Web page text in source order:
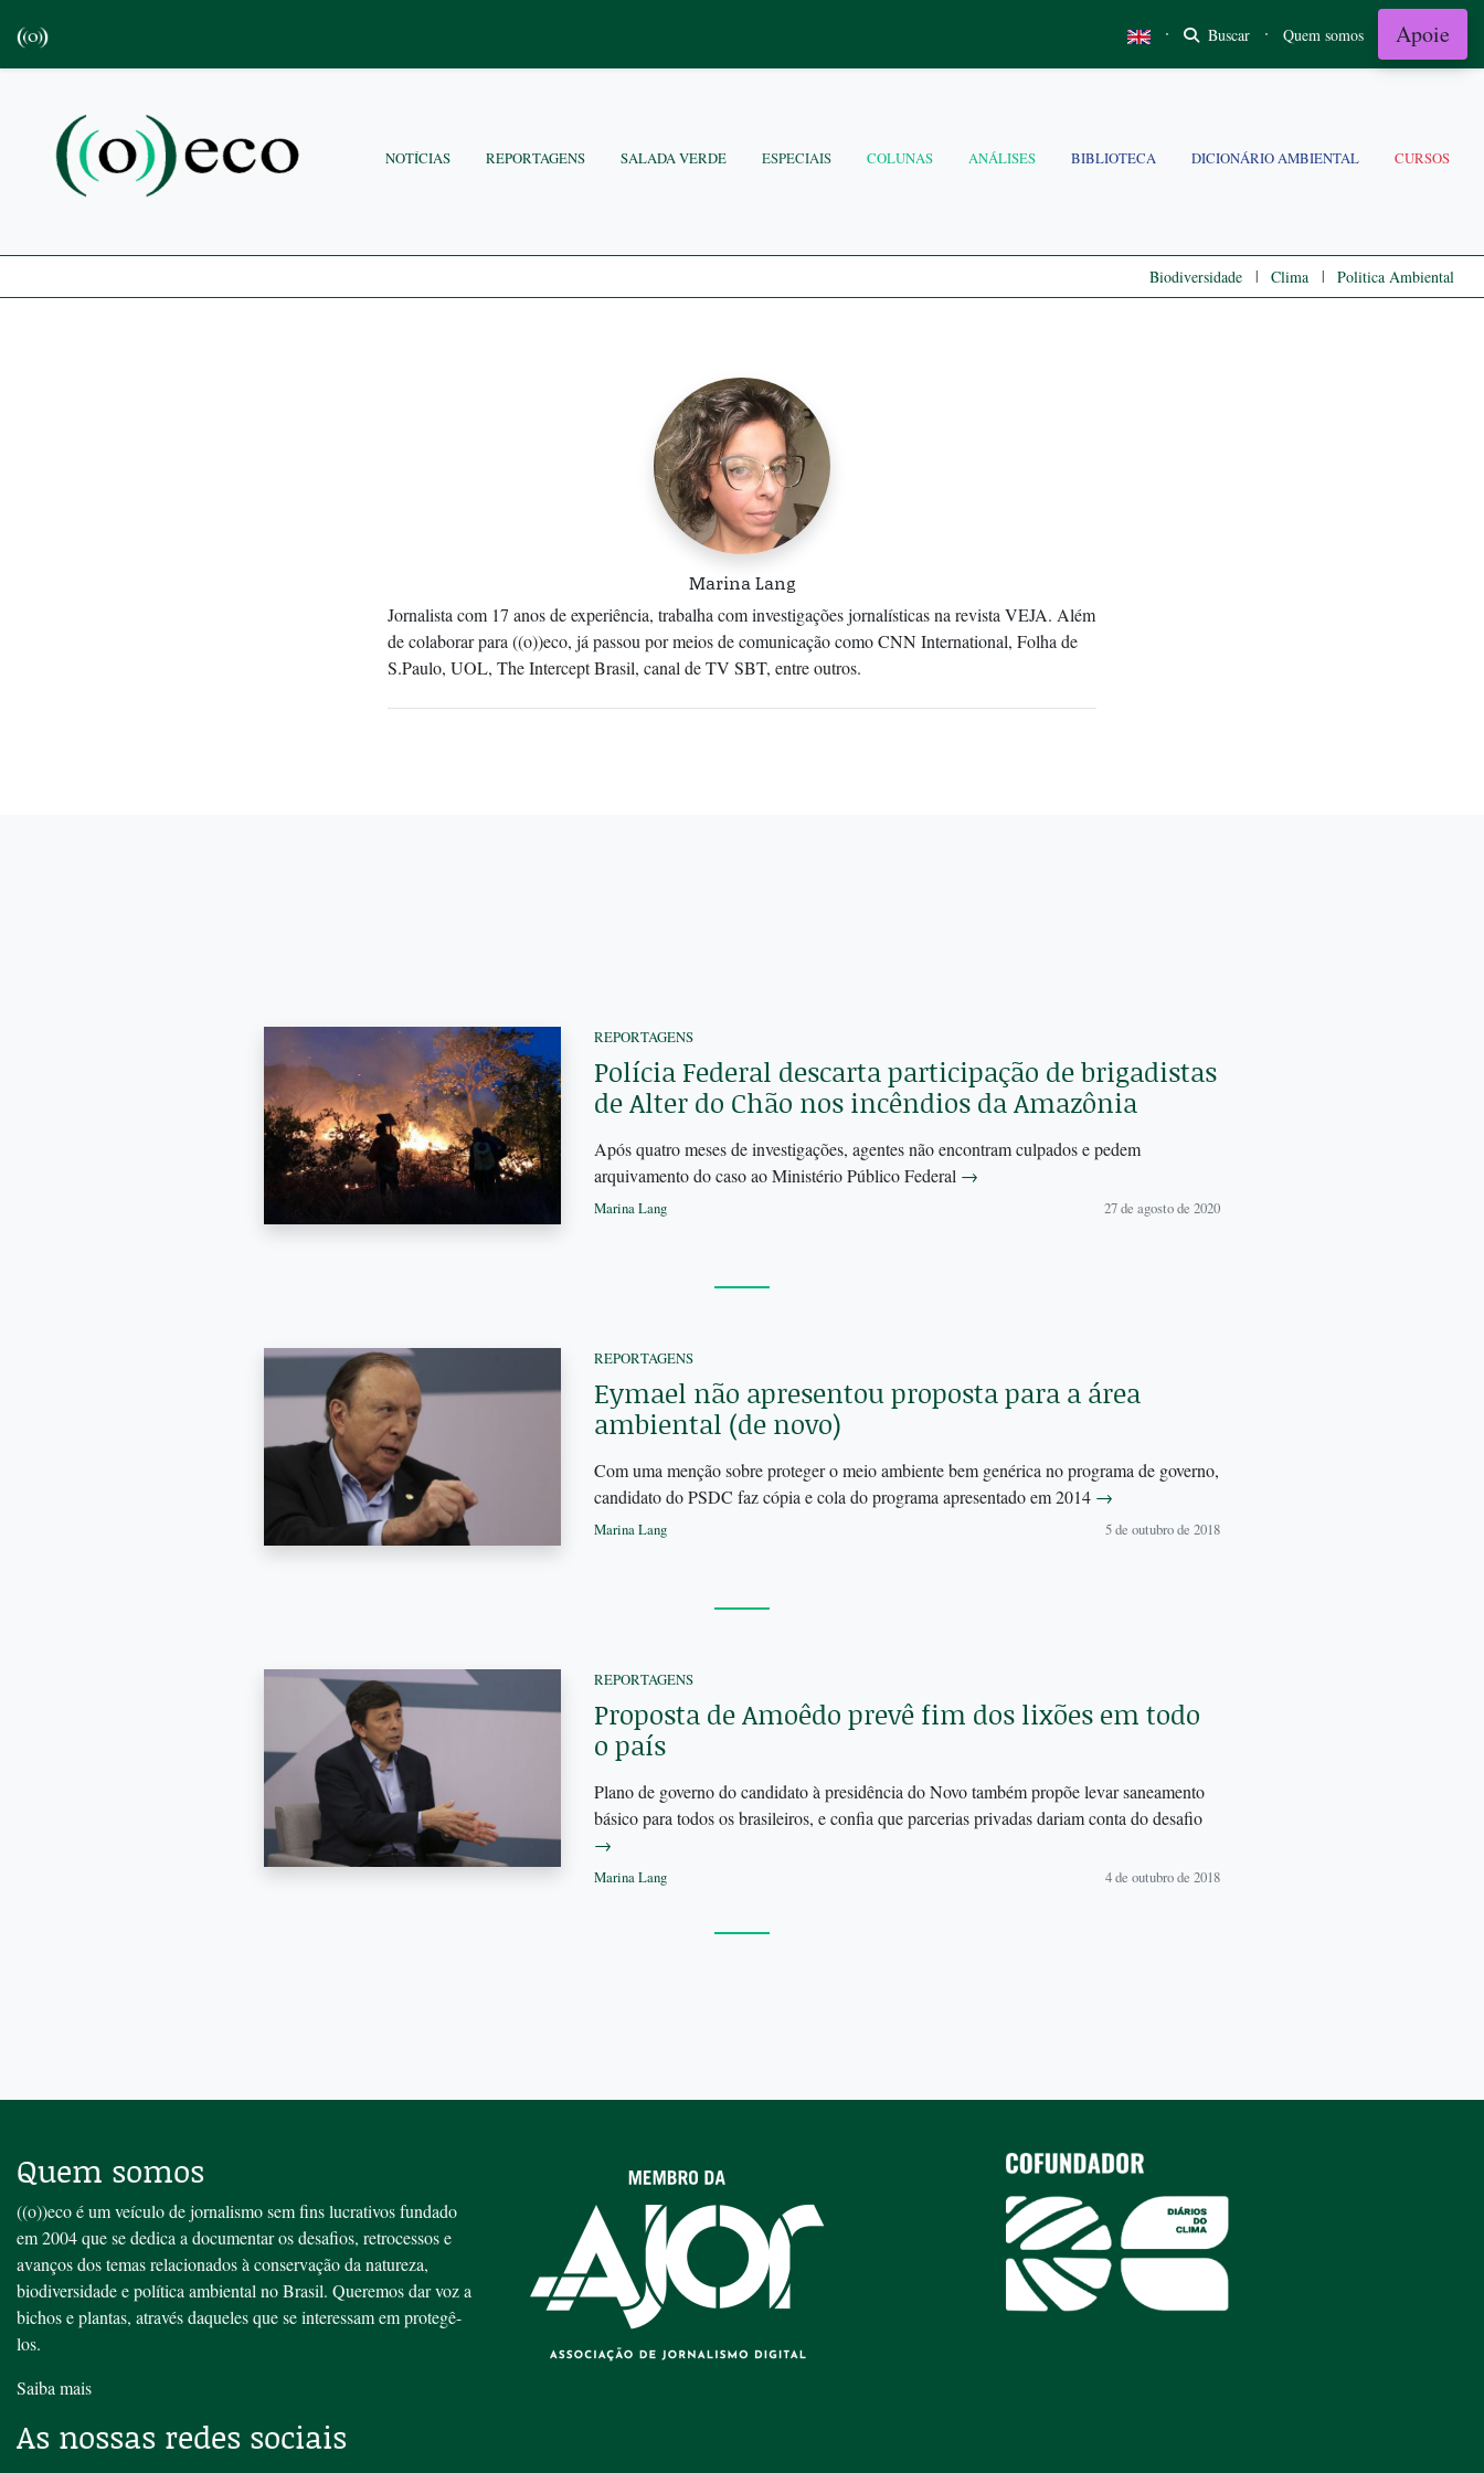
· Buscar · Quem somos Apoie
NOTÍCIAS REPORTAGENS SALADA VERDE ESPECIAIS COLUNAS ANÁLISES BIBLIOTECA DICIONÁRIO AMBIENTAL CURSOS
Biodiversidade | Clima | Politica Ambiental
Marina Lang
Jornalista com 17 anos de experiência, trabalha com investigações jornalísticas na revista VEJA. Além
de colaborar para ((o))eco, já passou por meios de comunicação como CNN International, Folha de
S.Paulo, UOL, The Intercept Brasil, canal de TV SBT, entre outros.
REPORTAGENS
Polícia Federal descarta participação de brigadistas
de Alter do Chão nos incêndios da Amazônia
Após quatro meses de investigações, agentes não encontram culpados e pedem
arquivamento do caso ao Ministério Público Federal →
Marina Lang 27 de agosto de 2020
REPORTAGENS
Eymael não apresentou proposta para a área
ambiental (de novo)
Com uma menção sobre proteger o meio ambiente bem genérica no programa de governo,
candidato do PSDC faz cópia e cola do programa apresentado em 2014 →
Marina Lang 5 de outubro de 2018
REPORTAGENS
Proposta de Amoêdo prevê fim dos lixões em todo
o país
Plano de governo do candidato à presidência do Novo também propõe levar saneamento
básico para todos os brasileiros, e confia que parcerias privadas dariam conta do desafio
→
Marina Lang 4 de outubro de 2018
Quem somos
((o))eco é um veículo de jornalismo sem fins lucrativos fundado
em 2004 que se dedica a documentar os desafios, retrocessos e
avanços dos temas relacionados à conservação da natureza,
biodiversidade e política ambiental no Brasil. Queremos dar voz a
bichos e plantas, através daqueles que se interessam em protegê-
los.
Saiba mais
As nossas redes sociais